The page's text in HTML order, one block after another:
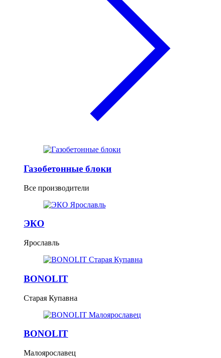
Газобетонные блоки
Все производители
ЭКО
Ярославль
BONOLIT
Старая Купавна
BONOLIT
Малоярославец